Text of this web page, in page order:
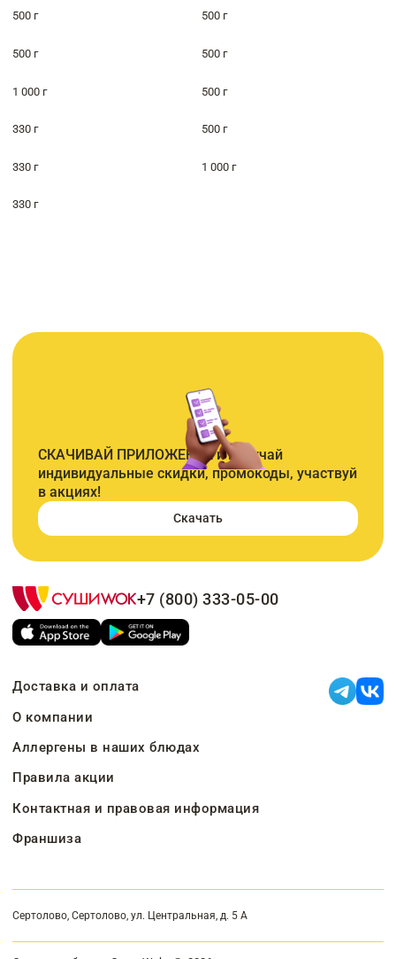
500 г 500 г
500 г 500 г
1 000 г 500 г
330 г 500 г
330 г 1 000 г
330 г
СКАЧИВАЙ ПРИЛОЖЕНИЕ и получай
индивидуальные скидки, промокоды, участвуй
в акциях!
Скачать
+7 (800) 333-05-00
Доставка и оплата
О компании
Аллергены в наших блюдах
Правила акции
Контактная и правовая информация
Франшиза
Сертолово, Сертолово, ул. Центральная, д. 5 А